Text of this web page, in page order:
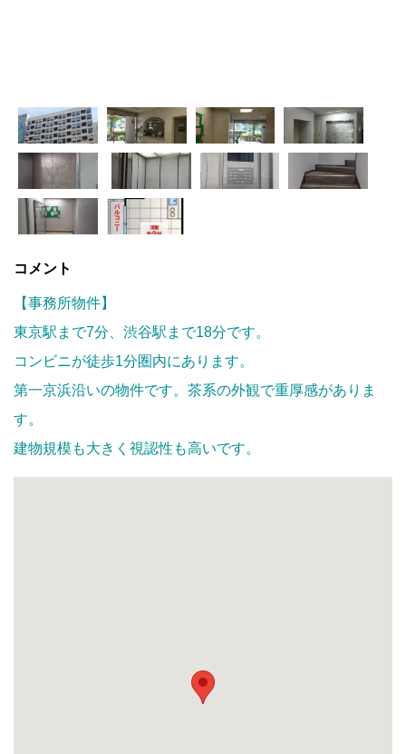
コメント
【事務所物件】
東京駅まで7分、渋谷駅まで18分です。
コンビニが徒歩1分圏内にあります。
第一京浜沿いの物件です。茶系の外観で重厚感がありま
す。
建物規模も大きく視認性も高いです。